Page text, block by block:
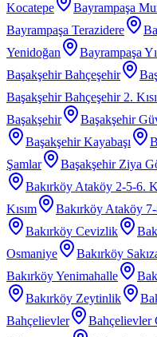
Kocatepe
Bayrampaşa
Bayrampaşa Terazidere
Yenidoğan
Bayrampaşa
Başakşehir Bahçeşehir
Başakşehir Bahçeşehir 2.
Başakşehir
Başakşehir
Başakşehir Kayabaşı
Şamlar
Başakşehir Ziya
Bakırköy Ataköy 2-5-6.
Kısım
Bakırköy Ataköy 7-
Bakırköy Cevizlik
Osmaniye
Bakırköy
Bakırköy Yenimahalle
Bakırköy Zeytinlik
Bahçelievler
Bahçelievler